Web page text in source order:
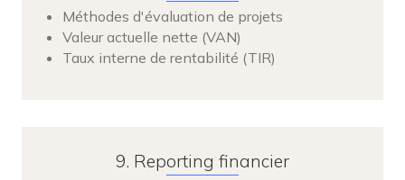
Méthodes d'évaluation de projets
Valeur actuelle nette (VAN)
Taux interne de rentabilité (TIR)
9. Reporting financier